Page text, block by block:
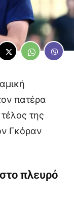
πατέρα
της
Γκόραν
πλευρό